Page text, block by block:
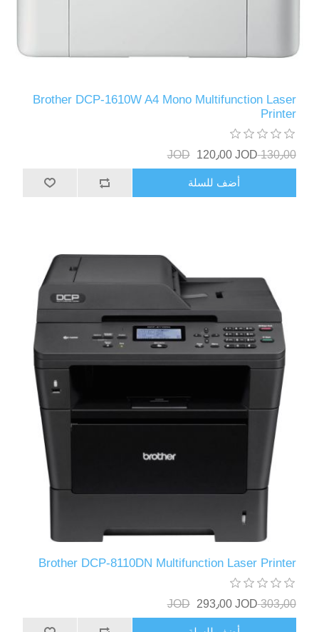
Brother DCP-1610W A4 Mono Multifunction Laser
Printer
130٫00 JOD 120٫00 JOD
أضف للسلة
Brother DCP-8110DN Multifunction Laser Printer
303٫00 JOD 293٫00 JOD